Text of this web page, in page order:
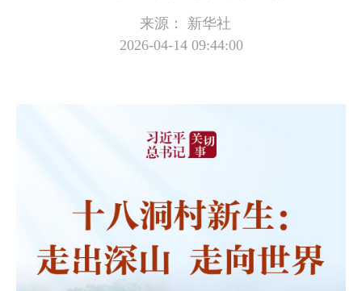
来源：
新华社
2026-04-14 09:44:00